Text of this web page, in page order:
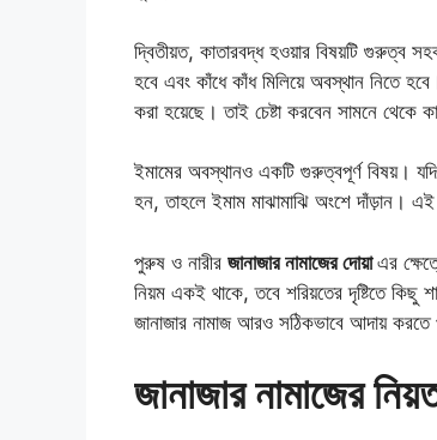
দ্বিতীয়ত, কাতারবদ্ধ হওয়ার বিষয়টি গুরুত্ব
হবে এবং কাঁধে কাঁধ মিলিয়ে অবস্থান নিতে
করা হয়েছে। তাই চেষ্টা করবেন সামনে থেকে
ইমামের অবস্থানও একটি গুরুত্বপূর্ণ বিষয়।
হন, তাহলে ইমাম মাঝামাঝি অংশে দাঁড়ান।
পুরুষ ও নারীর জানাজার নামাজের দোয়াএর
নিয়ম একই থাকে, তবে শরিয়তের দৃষ্টিতে কিছু
জানাজার নামাজ আরও সঠিকভাবে আদায় করতে
জানাজার নামাজের